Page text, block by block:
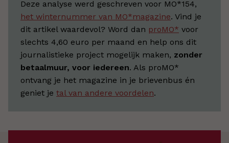
Deze analyse werd geschreven voor MO*154,
het winternummer van MO*magazine. Vind je
dit artikel waardevol? Word dan proMO* voor
slechts 4,60 euro per maand en help ons dit
journalistieke project mogelijk maken, zonder
betaalmuur, voor iedereen. Als proMO*
ontvang je het magazine in je brievenbus én
geniet je tal van andere voordelen.